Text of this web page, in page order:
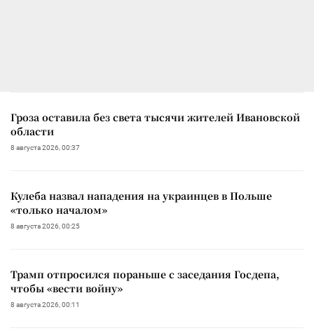
Гроза оставила без света тысячи жителей Ивановской
области
8 августа 2026, 00:37
Кулеба назвал нападения на украинцев в Польше
«только началом»
8 августа 2026, 00:25
Трамп отпросился пораньше с заседания Госдепа,
чтобы «вести войну»
8 августа 2026, 00:11